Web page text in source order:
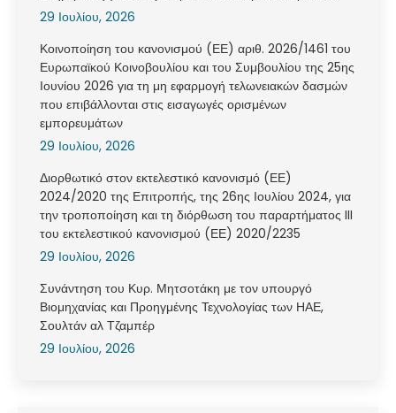
29 Ιουλίου, 2026
Κοινοποίηση του κανονισμού (ΕΕ) αριθ. 2026/1461 του
Ευρωπαϊκού Κοινοβουλίου και του Συμβουλίου της 25ης
Ιουνίου 2026 για τη μη εφαρμογή τελωνειακών δασμών
που επιβάλλονται στις εισαγωγές ορισμένων
εμπορευμάτων
29 Ιουλίου, 2026
Διορθωτικό στον εκτελεστικό κανονισμό (ΕΕ)
2024/2020 της Επιτροπής, της 26ης Ιουλίου 2024, για
την τροποποίηση και τη διόρθωση του παραρτήματος III
του εκτελεστικού κανονισμού (ΕΕ) 2020/2235
29 Ιουλίου, 2026
Συνάντηση του Κυρ. Μητσοτάκη με τον υπουργό
Βιομηχανίας και Προηγμένης Τεχνολογίας των ΗΑΕ,
Σουλτάν αλ Τζαμπέρ
29 Ιουλίου, 2026